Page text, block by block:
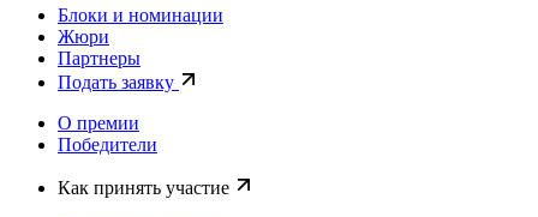
Блоки и номинации
Жюри
Партнеры
Подать заявку
О премии
Победители
Как принять участие